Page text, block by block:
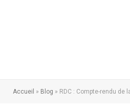
Accueil » Blog » RDC : Compte-rendu de la 49ème réunion du